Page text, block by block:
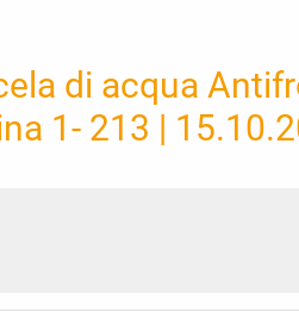
di acqua
1- 213 |